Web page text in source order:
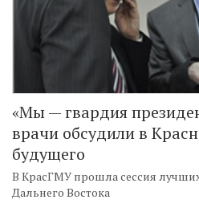
«Мы — гвардия
врачи обсудили в
будущего
В КрасГМУ прошла сессия
Дальнего Востока